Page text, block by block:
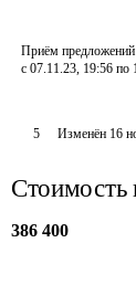
Приём предложений
с 07.11.23, 19:56 по
5 Изменён 16
Стоимость
386 400